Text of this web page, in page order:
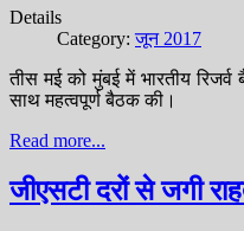
Details
Category:जून 2017
तीस मई को मुंबई में भारतीय
साथ महत्वपूर्ण बैठक की।
Read more...
जीएसटी दरों से जगी